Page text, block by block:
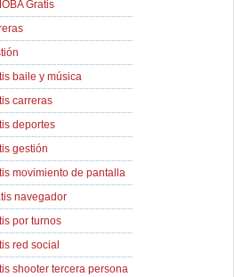
Gratis
baile y música
carreras
deportes
gestión
movimiento de pantalla
navegador
por turnos
red social
shooter tercera persona